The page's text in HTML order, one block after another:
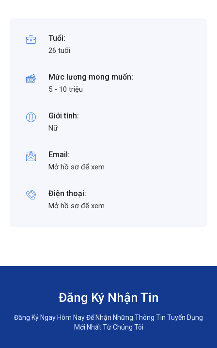
Tuổi:
26 tuổi
Mức lương mong muốn:
5 - 10 triệu
Giới tính:
Nữ
Email:
Mở hồ sơ để xem
Điện thoại:
Mở hồ sơ để xem
Đăng Ký Nhận Tin
Đăng Ký Ngay Hôm Nay Để Nhận Những Thông Tin Tuyển Dụng
Mới Nhất Từ Chúng Tôi